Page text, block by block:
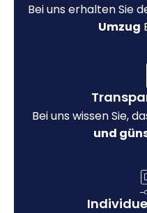
Bei uns erhalten Sie
Umzug
Bei uns wissen Sie,
und